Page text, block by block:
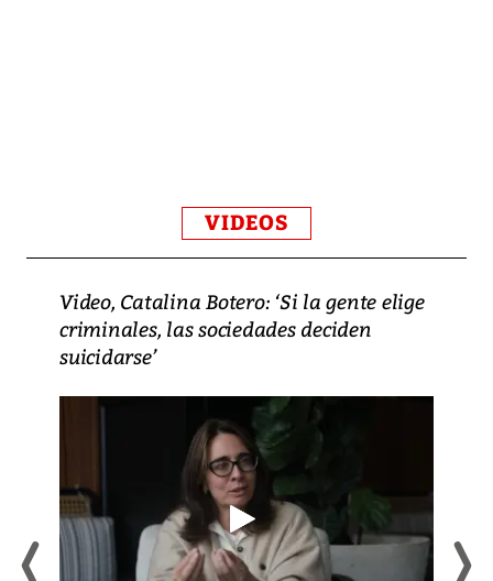
VIDEOS
Video, Catalina Botero: ‘Si la gente elige
criminales, las sociedades deciden
suicidarse’